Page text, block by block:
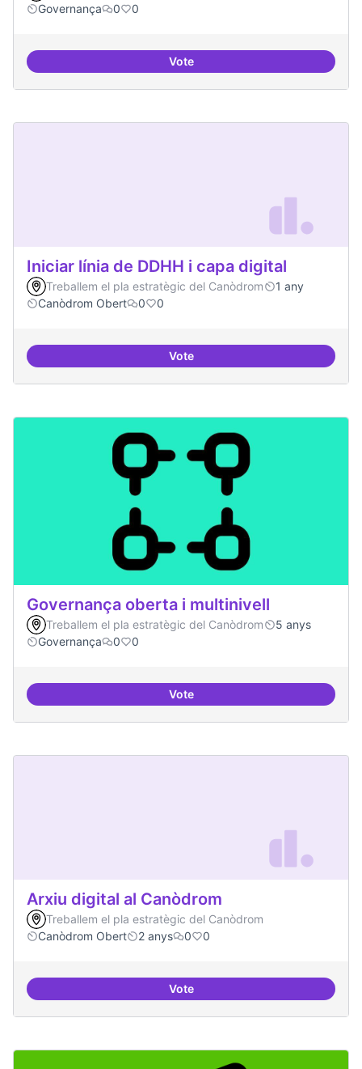
Governança
0 0
VoteCures i governança
Iniciar línia de DDHH i capa digital
Treballem el pla estratègic del Canòdrom
1 any
Canòdrom Obert
0 0
VoteIniciar línia de DDHH i capa
Governança oberta i multinivell
Treballem el pla estratègic del Canòdrom
5 anys
Governança
0 0
VoteGovernança oberta i multinivell
Arxiu digital al Canòdrom
Treballem el pla estratègic del Canòdrom
Canòdrom Obert
2 anys 0 0
VoteArxiu digital al Canòdrom